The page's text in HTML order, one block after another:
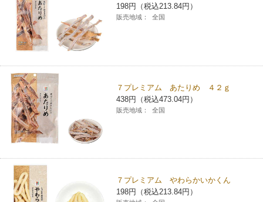
モバイルWi-Fiバッテリーシェアリング（店舗限定）
荷物預かりサービス「ecbocloakエクボクローク」（店舗限定）
パウダースペース ラブン（店舗限定）
ソフトバンクギフト
198円（税込213.84円）
販売地域： 全国
７プレミアム あたりめ ４２ｇ
438円（税込473.04円）
販売地域： 全国
７プレミアム やわらかいかくん
198円（税込213.84円）